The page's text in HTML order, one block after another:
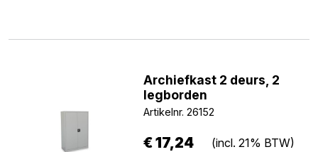
Archiefkast 2 deurs, 2
legborden
Artikelnr. 26152
€17,24 (incl. 21% BTW)